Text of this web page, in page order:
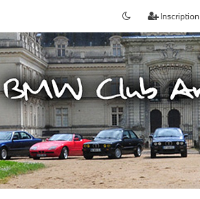
Inscription